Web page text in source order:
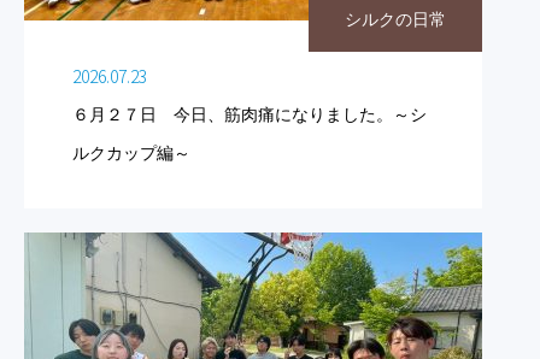
シルクの日常
2026.07.23
６月２７日 今日、筋肉痛になりました。～シ
ルクカップ編～